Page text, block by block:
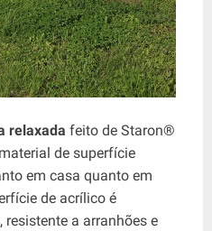
relaxada feito de Staron®
de superfície
em casa quanto em
de acrílico é
resistente a arranhões e